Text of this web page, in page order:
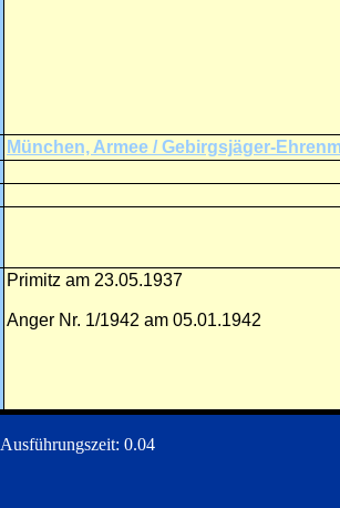
München, Armee / Gebirgsjäger-
Primitz am 23.05.1937
Anger Nr. 1/1942 am 05.01.1942
Ausführungszeit: 0.04